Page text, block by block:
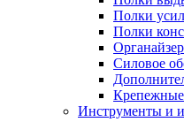
Полки
Полки
Силовое
Инструменты и